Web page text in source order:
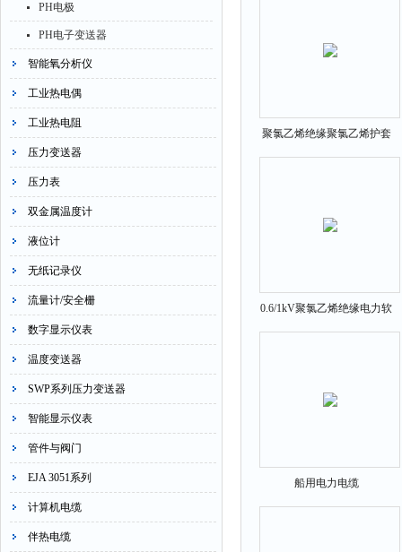
PH电极
PH电子变送器
智能氧分析仪
工业热电偶
工业热电阻
压力变送器
压力表
双金属温度计
液位计
无纸记录仪
流量计/安全栅
数字显示仪表
温度变送器
SWP系列压力变送器
智能显示仪表
管件与阀门
EJA 3051系列
计算机电缆
伴热电缆
聚氯乙烯绝缘聚氯乙烯护套
电力电缆
0.6/1kV聚氯乙烯绝缘电力软
电缆
船用电力电缆